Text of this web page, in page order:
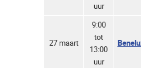
uur
27 maart
9:00
tot
13:00
uur